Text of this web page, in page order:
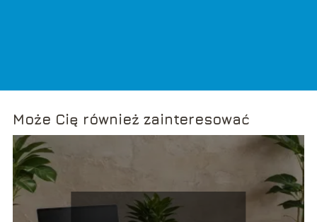
Może Cię również zainteresować